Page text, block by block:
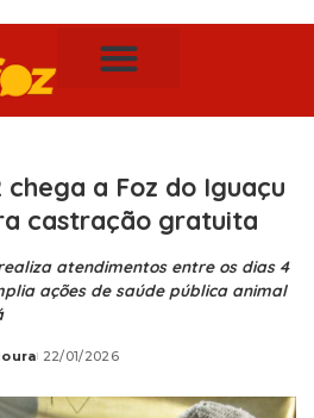
chega a Foz do Iguaçu
castração gratuita
atendimentos entre os dias 4
ações de saúde pública animal
22/01/2026